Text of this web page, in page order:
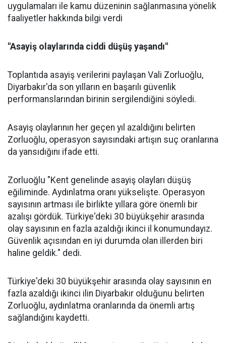
uygulamaları ile kamu düzeninin sağlanmasına yönelik
faaliyetler hakkında bilgi verdi
"Asayiş olaylarında ciddi düşüş yaşandı"
Toplantıda asayiş verilerini paylaşan Vali Zorluoğlu,
Diyarbakır'da son yılların en başarılı güvenlik
performanslarından birinin sergilendiğini söyledi.
Asayiş olaylarının her geçen yıl azaldığını belirten
Zorluoğlu, operasyon sayısındaki artışın suç oranlarına
da yansıdığını ifade etti.
Zorluoğlu "Kent genelinde asayiş olayları düşüş
eğiliminde. Aydınlatma oranı yükselişte. Operasyon
sayısının artması ile birlikte yıllara göre önemli bir
azalışı gördük. Türkiye'deki 30 büyükşehir arasında
olay sayısının en fazla azaldığı ikinci il konumundayız.
Güvenlik açısından en iyi durumda olan illerden biri
haline geldik." dedi.
Türkiye'deki 30 büyükşehir arasında olay sayısının en
fazla azaldığı ikinci ilin Diyarbakır olduğunu belirten
Zorluoğlu, aydınlatma oranlarında da önemli artış
sağlandığını kaydetti.